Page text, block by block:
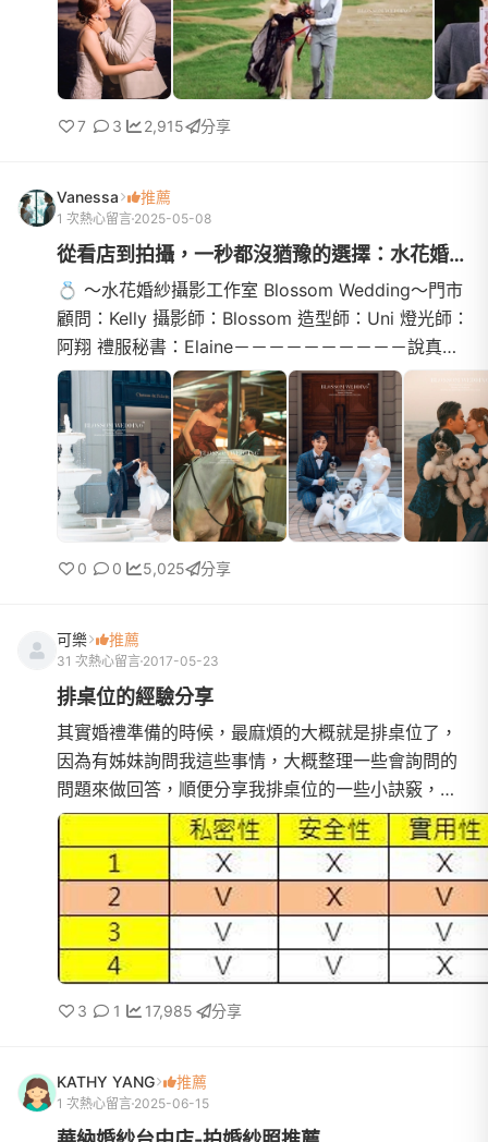
7 3 2,915 分享
Vanessa 推薦
1 次熱心留言 2025-05-08
從看店到拍攝，一秒都沒猶豫的選擇：水花婚紗攝影工作室❤️
💍 ～水花婚紗攝影工作室 Blossom Wedding～門市
顧問：Kelly 攝影師：Blossom 造型師：Uni 燈光師：
阿翔 禮服秘書：Elaine－－－－－－－－－－說真
的，在拍婚紗之前我其實有點緊張，畢竟這可是人生
中的一場大事。但...
0 0 5,025 分享
可樂 推薦
31 次熱心留言 2017-05-23
排桌位的經驗分享
其實婚禮準備的時候，最麻煩的大概就是排桌位了，
因為有姊妹詢問我這些事情，大概整理一些會詢問的
問題來做回答，順便分享我排桌位的一些小訣竅，不
過這些方法不見得適用每個人身上，所以稱不上是教
學，頂多算是經驗分享。-----------------------------
----------------------------------------【前置作業】
Q1.我如何在婚禮前邀約別人來參加我的婚禮？
3 1 17,985 分享
KATHY YANG 推薦
1 次熱心留言 2025-06-15